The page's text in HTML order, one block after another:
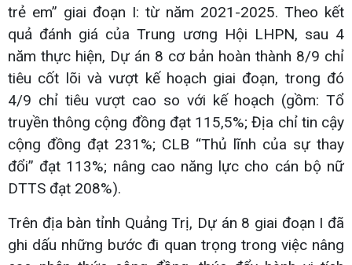
trẻ em” giai đoạn I: từ năm 2021-2025. Theo kết
quả đánh giá của Trung ương Hội LHPN, sau 4
năm thực hiện, Dự án 8 cơ bản hoàn thành 8/9 chỉ
tiêu cốt lõi và vượt kế hoạch giai đoạn, trong đó
4/9 chỉ tiêu vượt cao so với kế hoạch (gồm: Tổ
truyền thông cộng đồng đạt 115,5%; Địa chỉ tin cậy
cộng đồng đạt 231%; CLB “Thủ lĩnh của sự thay
đổi” đạt 113%; nâng cao năng lực cho cán bộ nữ
DTTS đạt 208%).
Trên địa bàn tỉnh Quảng Trị, Dự án 8 giai đoạn I đã
ghi dấu những bước đi quan trọng trong việc nâng